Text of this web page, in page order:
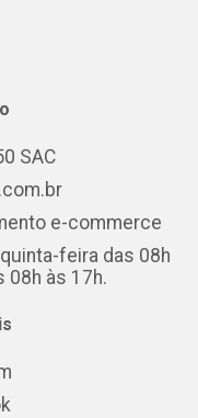
SAC
e-commerce
feira das 08h
08h às 17h.